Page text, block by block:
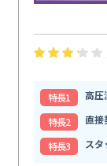
特⻑1
高圧
特⻑2
直接
特⻑3
ス